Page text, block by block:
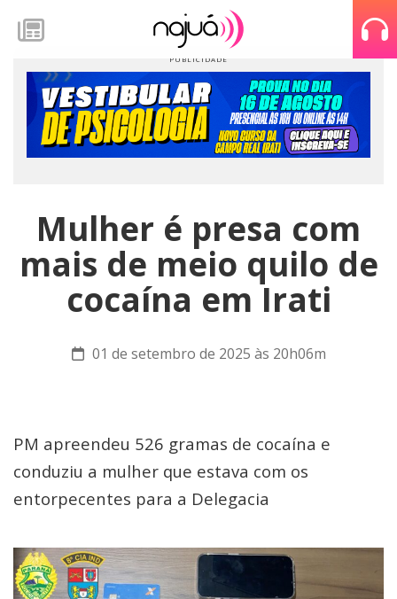
Mulher é presa com
mais de meio quilo de
cocaína em Irati
01 de setembro de 2025 às 20h06m
PM apreendeu 526 gramas de cocaína e
conduziu a mulher que estava com os
entorpecentes para a Delegacia